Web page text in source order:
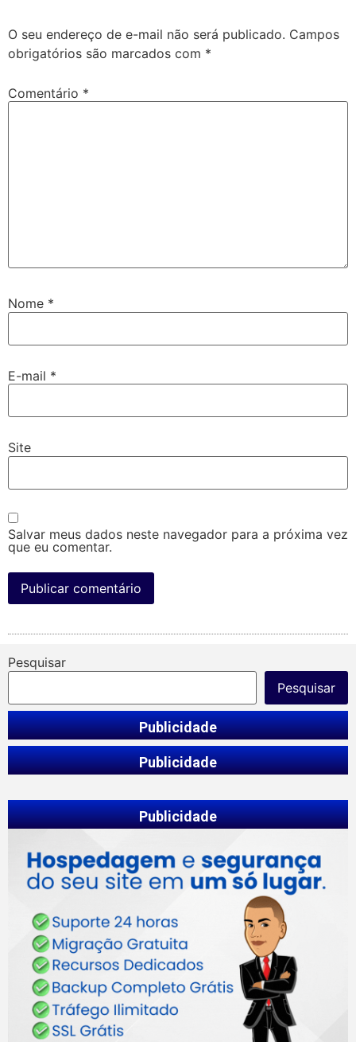
O seu endereço de e-mail não será publicado. Campos
obrigatórios são marcados com *
Comentário *
Nome *
E-mail *
Site
Salvar meus dados neste navegador para a próxima vez
que eu comentar.
Pesquisar
Pesquisar
Publicidade
Publicidade
Publicidade